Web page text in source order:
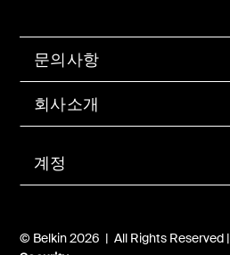
계정
문의사항
회사소개
© Belkin 2026 | All Rights Reserved |